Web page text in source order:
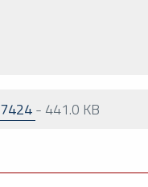
- 441.0 KB